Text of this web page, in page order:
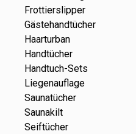
Frottierslipper
Gästehandtücher
Haarturban
Handtücher
Handtuch-Sets
Liegenauflage
Saunatücher
Saunakilt
Seiftücher